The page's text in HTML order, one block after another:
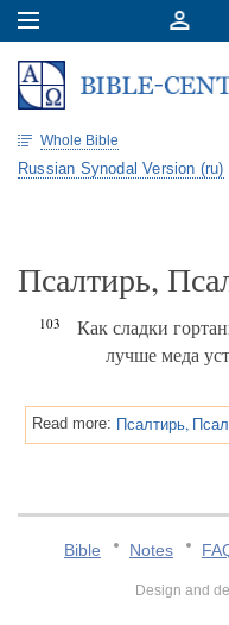
Whole Bible
Russian Synodal Version (ru)
Псалтирь,
103
Как сладки
лучше меда
Read more:
Bible Notes
Design and